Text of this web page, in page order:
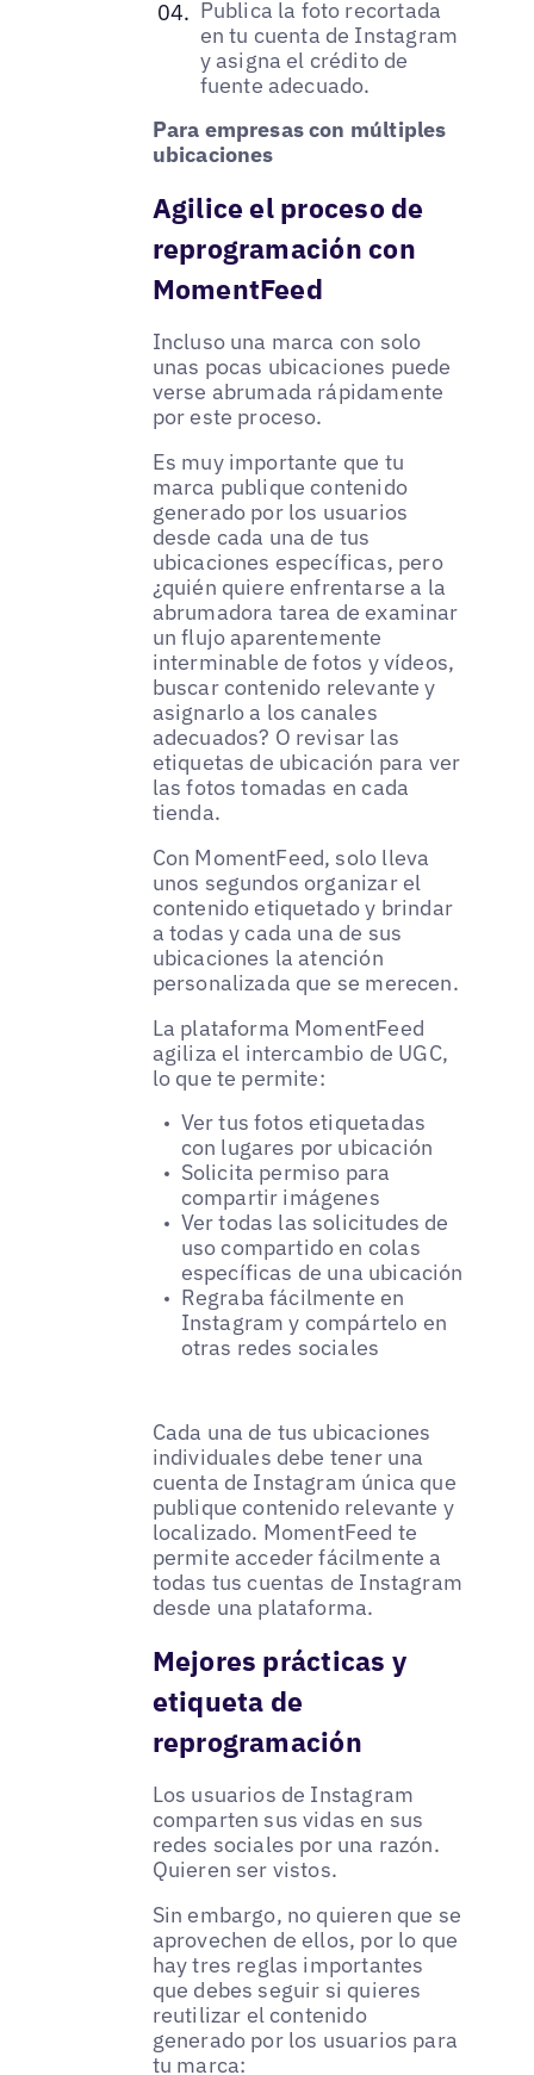
Publica la foto recortada
en tu cuenta de Instagram
y asigna el crédito de
fuente adecuado.
Para empresas con múltiples
ubicaciones
Agilice el proceso de
reprogramación con
MomentFeed
Incluso una marca con solo
unas pocas ubicaciones puede
verse abrumada rápidamente
por este proceso.
Es muy importante que tu
marca publique contenido
generado por los usuarios
desde cada una de tus
ubicaciones específicas, pero
¿quién quiere enfrentarse a la
abrumadora tarea de examinar
un flujo aparentemente
interminable de fotos y vídeos,
buscar contenido relevante y
asignarlo a los canales
adecuados? O revisar las
etiquetas de ubicación para ver
las fotos tomadas en cada
tienda.
Con MomentFeed, solo lleva
unos segundos organizar el
contenido etiquetado y brindar
a todas y cada una de sus
ubicaciones la atención
personalizada que se merecen.
La plataforma MomentFeed
agiliza el intercambio de UGC,
lo que te permite:
Ver tus fotos etiquetadas
con lugares por ubicación
Solicita permiso para
compartir imágenes
Ver todas las solicitudes de
uso compartido en colas
específicas de una ubicación
Regraba fácilmente en
Instagram y compártelo en
otras redes sociales
Cada una de tus ubicaciones
individuales debe tener una
cuenta de Instagram única que
publique contenido relevante y
localizado. MomentFeed te
permite acceder fácilmente a
todas tus cuentas de Instagram
desde una plataforma.
Mejores prácticas y
etiqueta de
reprogramación
Los usuarios de Instagram
comparten sus vidas en sus
redes sociales por una razón.
Quieren ser vistos.
Sin embargo, no quieren que se
aprovechen de ellos, por lo que
hay tres reglas importantes
que debes seguir si quieres
reutilizar el contenido
generado por los usuarios para
tu marca: